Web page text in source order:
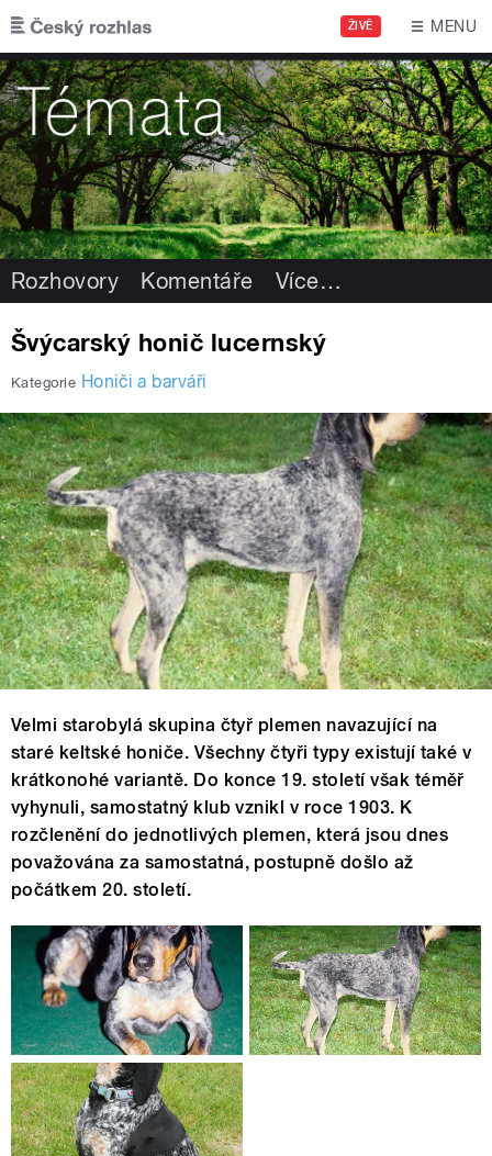
Přejít k hlavnímu obsahu
ŽIVĚ MENU
Rozhovory Komentáře Více…
Švýcarský honič lucernský
Kategorie Honiči a barváři
Velmi starobylá skupina čtyř plemen navazující na
staré keltské honiče. Všechny čtyři typy existují také v
krátkonohé variantě. Do konce 19. století však téměř
vyhynuli, samostatný klub vznikl v roce 1903. K
rozčlenění do jednotlivých plemen, která jsou dnes
považována za samostatná, postupně došlo až
počátkem 20. století.